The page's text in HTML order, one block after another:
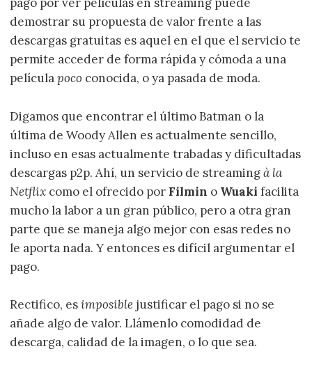
pago por ver películas en streaming puede
demostrar su propuesta de valor frente a las
descargas gratuitas es aquel en el que el servicio te
permite acceder de forma rápida y cómoda a una
películapoco conocida, o ya pasada de moda.
Digamos que encontrar el último Batman o la
última de Woody Allen es actualmente sencillo,
incluso en esas actualmente trabadas y dificultadas
descargas p2p. Ahí, un servicio de streamingà la
Netflix como el ofrecido por Filmin o Wuaki facilita
mucho la labor a un gran público, pero a otra gran
parte que se maneja algo mejor con esas redes no
le aporta nada. Y entonces es difícil argumentar el
pago.
Rectifico, esimposible justificar el pago si no se
añade algo de valor. Llámenlo comodidad de
descarga, calidad de la imagen, o lo que sea.